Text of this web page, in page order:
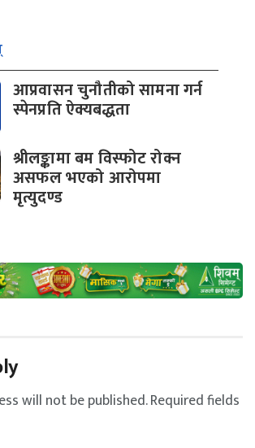
आप्रवासन चुनौतीको सामना गर्न
स्पेनप्रति ऐक्यबद्धता
श्रीलङ्कामा बम विस्फोट रोक्न
असफल भएको आरोपमा
मृत्युदण्ड
will not be published.Required fields